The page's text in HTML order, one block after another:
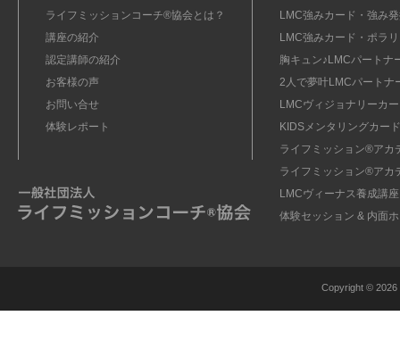
ライフミッションコーチ®協会とは？
講座の紹介
認定講師の紹介
お客様の声
お問い合せ
体験レポート
LMC強みカード・強み
LMC強みカード・ポラ
胸キュン♪LMCパートナ
2人で夢叶LMCパートナ
LMCヴィジョナリーカ
KIDSメンタリングカー
ライフミッション®︎アカ
ライフミッション®︎アカ
LMCヴィーナス養成講座
体験セッション & 内面
Copyright © 2026